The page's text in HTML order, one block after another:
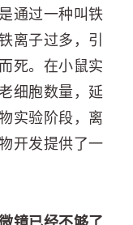
通过一种叫铁
离子过多，引
死。在小鼠实
细胞数量，延
实验阶段，离
开发提供了一